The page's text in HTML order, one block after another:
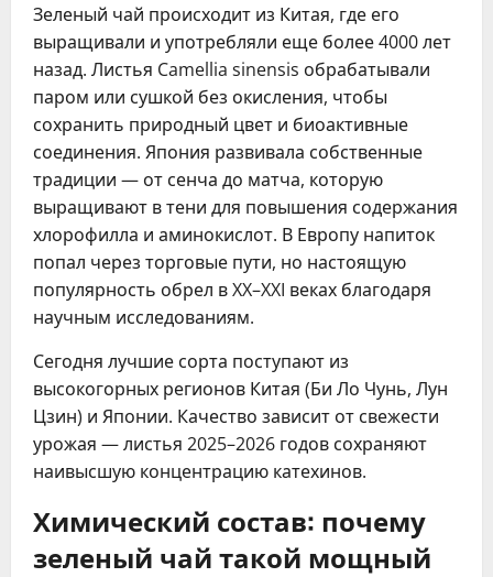
Зеленый чай происходит из Китая, где его
выращивали и употребляли еще более 4000 лет
назад. Листья Camellia sinensis обрабатывали
паром или сушкой без окисления, чтобы
сохранить природный цвет и биоактивные
соединения. Япония развивала собственные
традиции — от сенча до матча, которую
выращивают в тени для повышения содержания
хлорофилла и аминокислот. В Европу напиток
попал через торговые пути, но настоящую
популярность обрел в XX–XXI веках благодаря
научным исследованиям.
Сегодня лучшие сорта поступают из
высокогорных регионов Китая (Би Ло Чунь, Лун
Цзин) и Японии. Качество зависит от свежести
урожая — листья 2025–2026 годов сохраняют
наивысшую концентрацию катехинов.
Химический состав: почему
зеленый чай такой мощный